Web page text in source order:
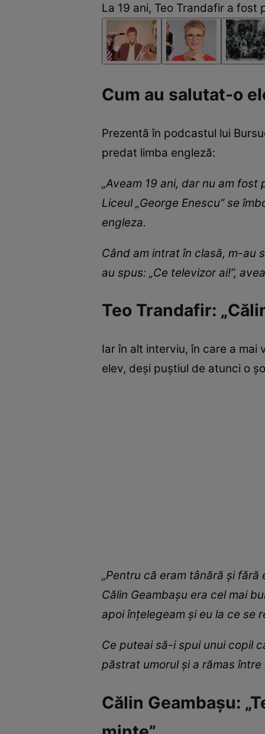
La 19 ani, Teo Trandafir a fost
Cum au salutat-o
Prezentă în podcastul lui
predat limba engleză:
„Aveam 19 ani, dar nu am
Liceul „George Enescu” se
engleza.
Când am intrat în clasă, m-au
au spus: „Ce televizor ai!”,
Teo Trandafir:
Iar în alt interviu, în care a
elev, deși puștiul de atunci o
„Pentru că eram tânără şi
Călin Geambașu era cel mai
apoi înţelegeam şi eu la ce se
Ce puteai să-i spui unui copil
păstrat umorul şi a rămas
Călin Geambașu: